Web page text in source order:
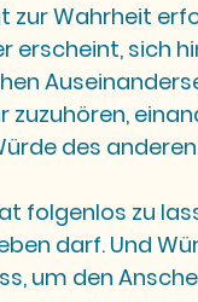
zur Wahrheit
erscheint, sich
des
folgenlos zu
darf. Und
um den